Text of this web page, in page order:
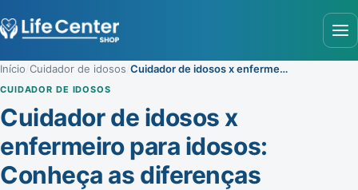
Início Cuidador de idosos Cuidador de idosos x enfermeiro para idosos: Conheça as diferenças
CUIDADOR DE IDOSOS
Cuidador de idosos x
enfermeiro para idosos:
Conheça as diferenças